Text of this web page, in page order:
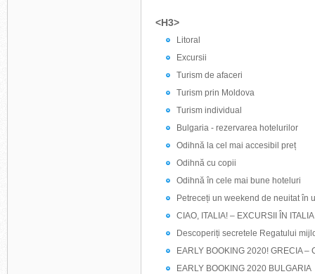
<H3>
Litoral
Excursii
Turism de afaceri
Turism prin Moldova
Turism individual
Bulgaria - rezervarea hotelurilor
Odihnă la cel mai accesibil preț
Odihnă cu copii
Odihnă în cele mai bune hoteluri
Petreceți un weekend de neuitat în
CIAO, ITALIA! – EXCURSII ÎN
Descoperiți secretele Regatului
EARLY BOOKING 2020! GRECIA –
EARLY BOOKING 2020 BULGARIA